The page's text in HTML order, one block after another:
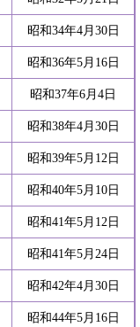
昭和34年4月30日
昭和36年5月16日
昭和37年6月4日
昭和38年4月30日
昭和39年5月12日
昭和40年5月10日
昭和41年5月12日
昭和41年5月24日
昭和42年4月30日
昭和44年5月16日